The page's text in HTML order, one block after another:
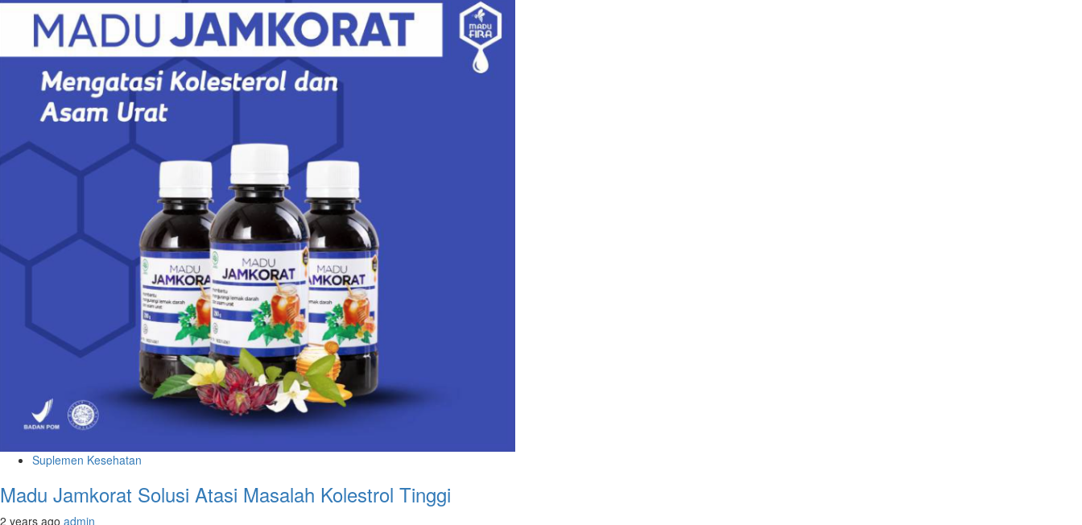
Suplemen Kesehatan
Madu Jamkorat Solusi Atasi Masalah Kolestrol Tinggi
2 years ago admin